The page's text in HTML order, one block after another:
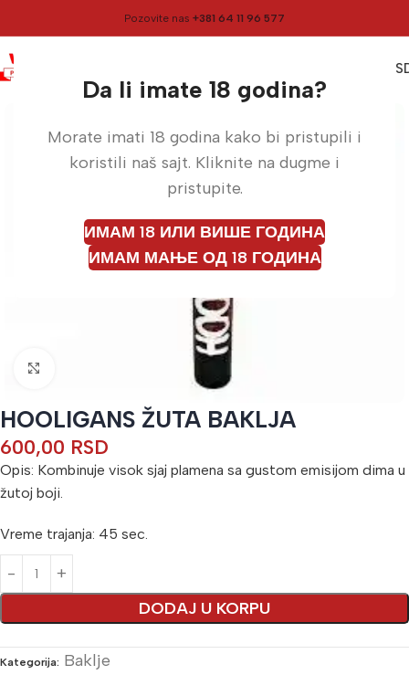
Da li imate 18 godina?
Morate imati 18 godina kako bi pristupili i
koristili naš sajt. Kliknite na dugme i
pristupite.
ИМАМ 18 ИЛИ ВИШЕ ГОДИНА
ИМАМ МАЊЕ ОД 18 ГОДИНА
Pozovite nas +381 64 11 96 577
Meni
Početna Baklje
HOOLIGANS ŽUTA BAKLJA
600,00 RSD
Opis: Kombinuje visok sjaj plamena sa gustom emisijom dima u
žutoj boji.
Vreme trajanja: 45 sec.
DODAJ U KORPU
Kategorija: Baklje